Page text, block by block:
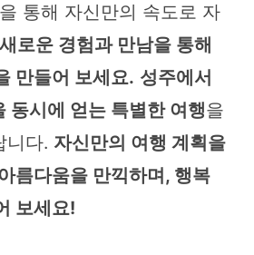
통해 자신만의 속도로 자
새로운 경험과 만남을 통해
만들어 보세요. 성주에서
동시에 얻는 특별한 여행을
니다. 자신만의 여행 계획을
름다움을 만끽하며, 행복
보세요!